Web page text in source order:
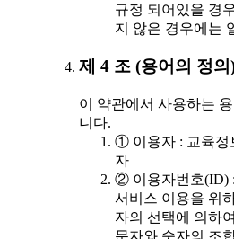
규정 되어있을 경
지 않은 경우에는
제 4 조 (용어의 정의
이 약관에서 사용하는
니다.
① 이용자 : 교육정
자
② 이용자번호(ID)
서비스 이용을 위
자의 선택에 의하